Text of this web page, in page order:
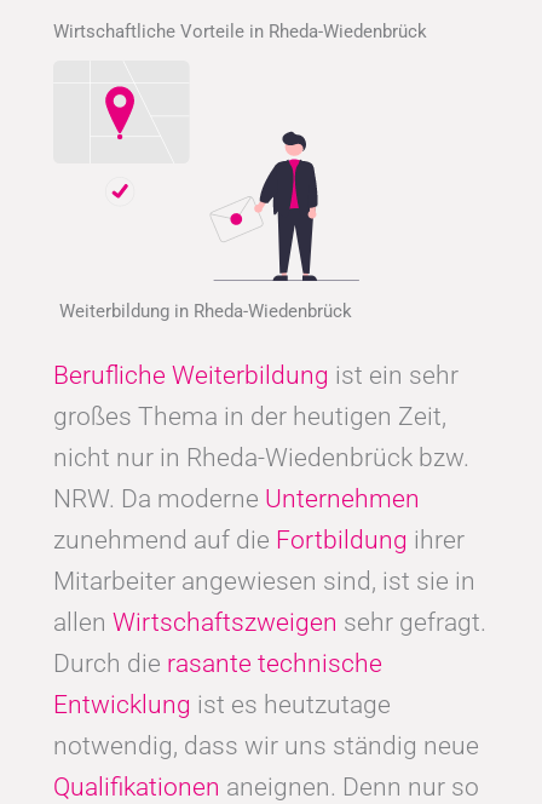
Wirtschaftliche Vorteile in Rheda-Wiedenbrück
Weiterbildung in Rheda-Wiedenbrück
Berufliche Weiterbildung ist ein sehr
großes Thema in der heutigen Zeit,
nicht nur in Rheda-Wiedenbrück bzw.
NRW. Da moderne Unternehmen
zunehmend auf die Fortbildung ihrer
Mitarbeiter angewiesen sind, ist sie in
allen Wirtschaftszweigen sehr gefragt.
Durch die rasante technische
Entwicklung ist es heutzutage
notwendig, dass wir uns ständig neue
Qualifikationen aneignen. Denn nur so